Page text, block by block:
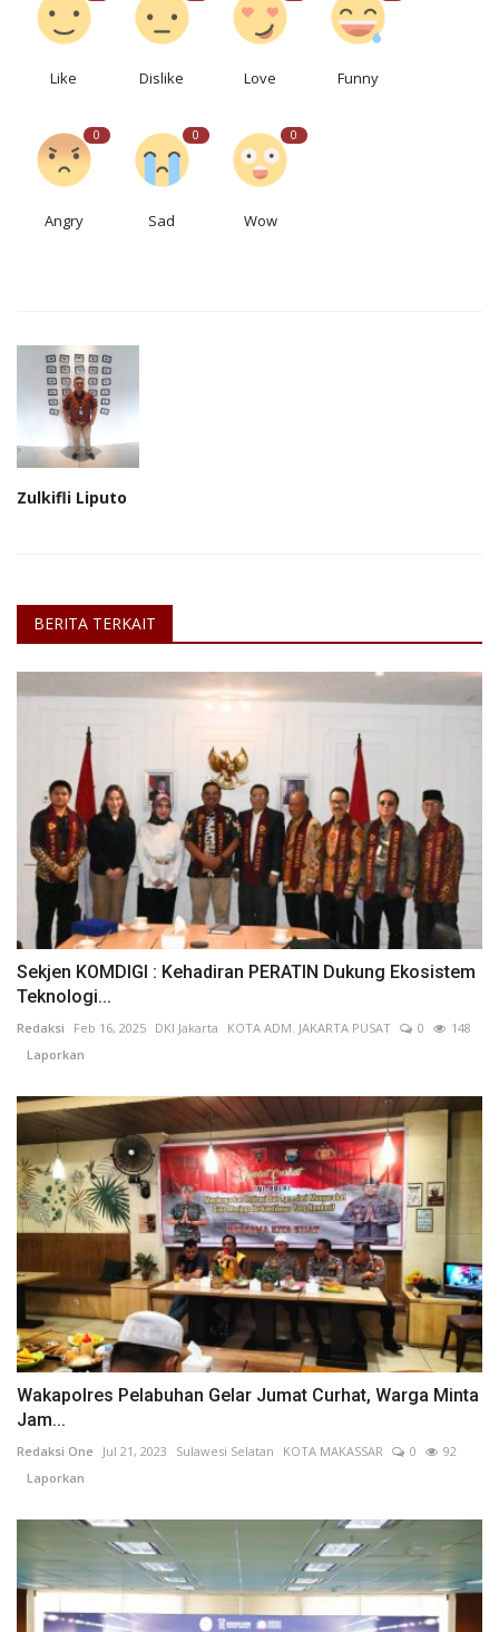
Like Dislike Love Funny
0
Angry
0
Sad
0
Wow
Zulkifli Liputo
BERITA TERKAIT
Sekjen KOMDIGI : Kehadiran PERATIN Dukung Ekosistem
Teknologi...
Redaksi Feb 16, 2025 DKI Jakarta KOTA ADM. JAKARTA PUSAT 0
148
Laporkan
Wakapolres Pelabuhan Gelar Jumat Curhat, Warga Minta
Jam...
Redaksi One Jul 21, 2023 Sulawesi Selatan KOTA MAKASSAR 0
92
Laporkan